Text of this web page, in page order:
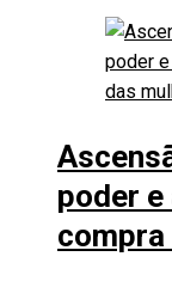
poder
compra